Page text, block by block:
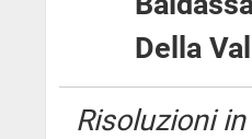
Della
Risoluzioni